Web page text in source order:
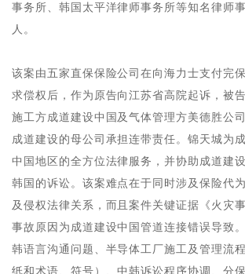
事务所、韩国太平洋律师事务所等知名律师
人。
该案由五家直保保险公司在向海力士支付完
求偿权后，作为原告向江苏省高院起诉，被
施工方成道建设中国及气体管理方美德胜公
成道建设的母公司承担连带责任。锦天城为
中国地区的全方位法律服务，并协助成道建
韩国的诉讼。该案难点在于同时涉及保险代
及侵权法律关系，而且案件关键证据《火灾
事故原因为成道建设中国管道连接错误导致
韩语言沟通问题、半导体工厂施工及管理流
纸和术语、符号）、中韩诉讼程序协调、分